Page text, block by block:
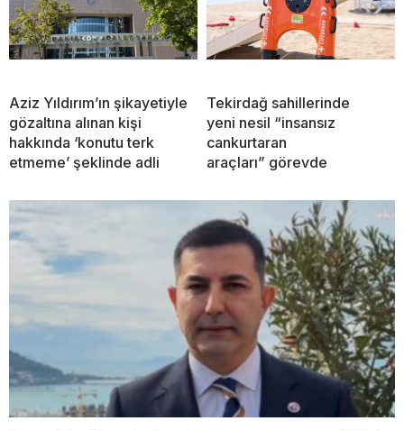
Aziz Yıldırım’ın şikayetiyle
gözaltına alınan kişi
hakkında ‘konutu terk
etmeme’ şeklinde adli
Tekirdağ sahillerinde
yeni nesil “insansız
cankurtaran
araçları” görevde